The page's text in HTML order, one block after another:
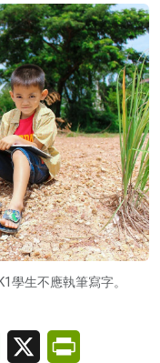
學生不應執筆寫字。
Line X